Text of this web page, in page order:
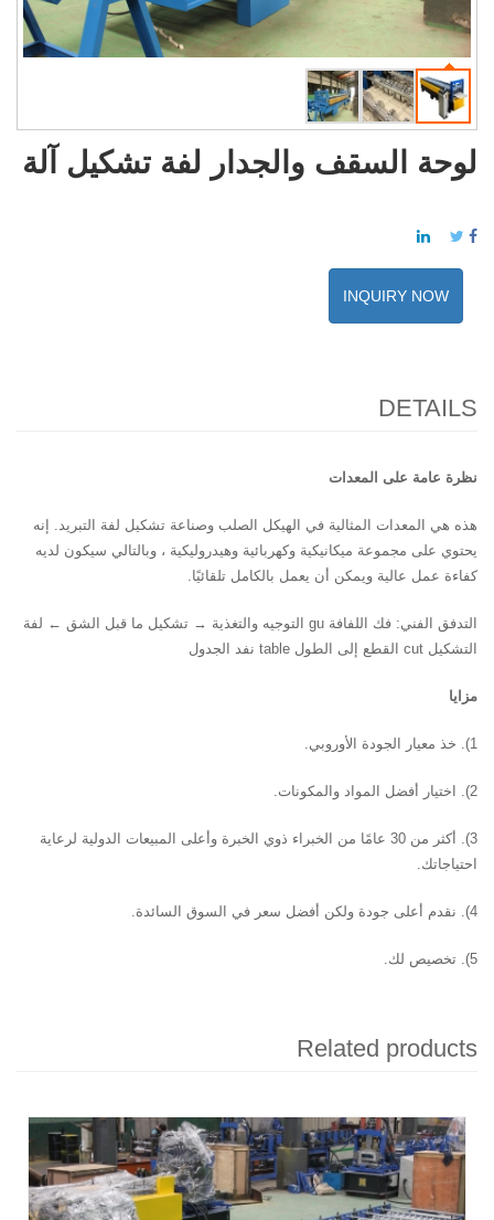
لوحة السقف والجدار لفة تشكيل آلة
INQUIRY NOW
DETAILS
نظرة عامة على المعدات
هذه هي المعدات المثالية في الهيكل الصلب وصناعة تشكيل لفة التبريد. إنه
يحتوي على مجموعة ميكانيكية وكهربائية وهيدروليكية ، وبالتالي سيكون لديه
كفاءة عمل عالية ويمكن أن يعمل بالكامل تلقائيًا.
التدفق الفني: فك اللفافة gu التوجيه والتغذية → تشكيل ما قبل الشق ← لفة
التشكيل cut القطع إلى الطول table نفد الجدول
مزايا
1). خذ معيار الجودة الأوروبي.
2). اختيار أفضل المواد والمكونات.
3). أكثر من 30 عامًا من الخبراء ذوي الخبرة وأعلى المبيعات الدولية لرعاية
احتياجاتك.
4). نقدم أعلى جودة ولكن أفضل سعر في السوق السائدة.
5). تخصيص لك.
Related products